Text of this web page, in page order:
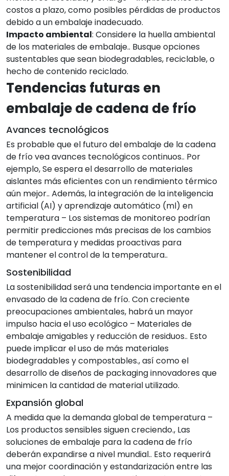
costos a plazo, como posibles pérdidas de productos
debido a un embalaje inadecuado.
Impacto ambiental: Considere la huella ambiental
de los materiales de embalaje.. Busque opciones
sustentables que sean biodegradables, reciclable, o
hecho de contenido reciclado.
Tendencias futuras en
embalaje de cadena de frío
Avances tecnológicos
Es probable que el futuro del embalaje de la cadena
de frío vea avances tecnológicos continuos.. Por
ejemplo, Se espera el desarrollo de materiales
aislantes más eficientes con un rendimiento térmico
aún mejor.. Además, la integración de la inteligencia
artificial (AI) y aprendizaje automático (ml) en
temperatura – Los sistemas de monitoreo podrían
permitir predicciones más precisas de los cambios
de temperatura y medidas proactivas para
mantener el control de la temperatura..
Sostenibilidad
La sostenibilidad será una tendencia importante en el
envasado de la cadena de frío. Con creciente
preocupaciones ambientales, habrá un mayor
impulso hacia el uso ecológico – Materiales de
embalaje amigables y reducción de residuos.. Esto
puede implicar el uso de más materiales
biodegradables y compostables., así como el
desarrollo de diseños de packaging innovadores que
minimicen la cantidad de material utilizado.
Expansión global
A medida que la demanda global de temperatura –
Los productos sensibles siguen creciendo., Las
soluciones de embalaje para la cadena de frío
deberán expandirse a nivel mundial.. Esto requerirá
una mejor coordinación y estandarización entre las